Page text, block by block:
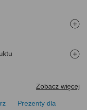
Zobacz więcej
Prezenty dla